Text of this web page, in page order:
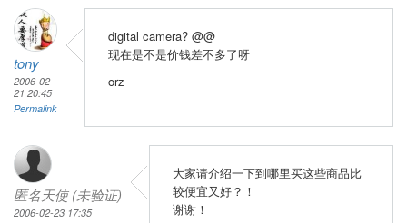
tony
2006-02-
21 20:45
Permalink
digital camera? @@
现在是不是价钱差不多了呀
orz
匿名天使 (未验证)
2006-02-23 17:35
大家请介绍一下到哪里买这些商品比
较便宜又好？！
谢谢！